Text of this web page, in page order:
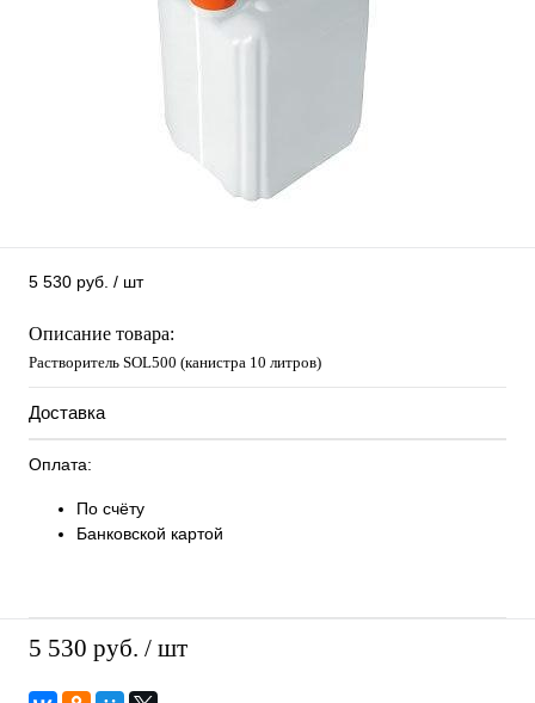
5 530 руб. / шт
Описание товара:
Растворитель SOL500 (канистра 10 литров)
Доставка
Оплата:
По счёту
Банковской картой
5 530 руб. / шт